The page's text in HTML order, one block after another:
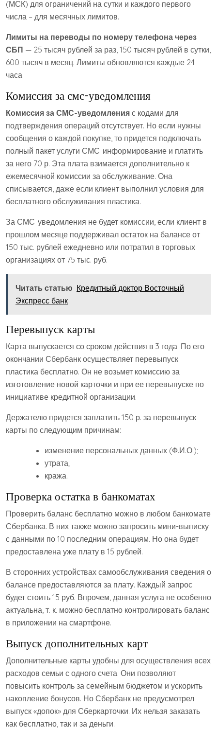
(МСК) для ограничений на сутки и каждого первого
числа – для месячных лимитов.
Лимиты на переводы по номеру телефона через
СБП — 25 тысяч рублей за раз, 150 тысяч рублей в сутки,
600 тысяч в месяц. Лимиты обновляются каждые 24
часа.
Комиссия за смс-уведомления
Комиссия за СМС-уведомления с кодами для
подтверждения операций отсутствует. Но если нужны
сообщения о каждой покупке, то придется подключать
полный пакет услуги СМС-информирование и платить
за него 70 р. Эта плата взимается дополнительно к
ежемесячной комиссии за обслуживание. Она
списывается, даже если клиент выполнил условия для
бесплатного обслуживания пластика.
За СМС-уведомления не будет комиссии, если клиент в
прошлом месяце поддерживал остаток на балансе от
150 тыс. рублей ежедневно или потратил в торговых
организациях от 75 тыс. руб.
Читать статью Кредитный доктор Восточный
Экспресс банк
Перевыпуск карты
Карта выпускается со сроком действия в 3 года. По его
окончании Сбербанк осуществляет перевыпуск
пластика бесплатно. Он не возьмет комиссию за
изготовление новой карточки и при ее перевыпуске по
инициативе кредитной организации.
Держателю придется заплатить 150 р. за перевыпуск
карты по следующим причинам:
изменение персональных данных (Ф.И.О.);
утрата;
кража.
Проверка остатка в банкоматах
Проверить баланс бесплатно можно в любом банкомате
Сбербанка. В них также можно запросить мини-выписку
с данными по 10 последним операциям. Но она будет
предоставлена уже плату в 15 рублей.
В сторонних устройствах самообслуживания сведения о
балансе предоставляются за плату. Каждый запрос
будет стоить 15 руб. Впрочем, данная услуга не особенно
актуальна, т. к. можно бесплатно контролировать баланс
в приложении на смартфоне.
Выпуск дополнительных карт
Дополнительные карты удобны для осуществления всех
расходов семьи с одного счета. Они позволяют
повысить контроль за семейным бюджетом и ускорить
накопление бонусов. Но Сбербанк не предусмотрел
выпуск «допок» для Сберкарточки. Их нельзя заказать
как бесплатно, так и за деньги.